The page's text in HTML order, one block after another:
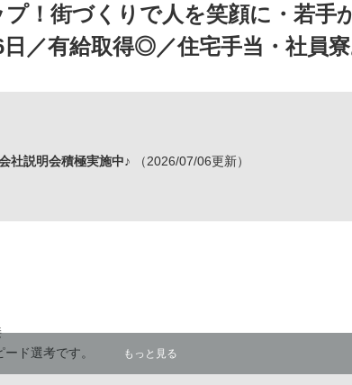
！街づくりで人を笑顔に・若手
／有給取得◎／住宅手当・社員
社説明会積極実施中♪ （2026/07/06更新）
ド選考です。
もっと見る